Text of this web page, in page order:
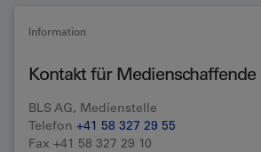
Information
Kontakt für Medienschaffende
BLS AG, Medienstelle
Telefon +41 58 327 29 55
Fax +41 58 327 29 10